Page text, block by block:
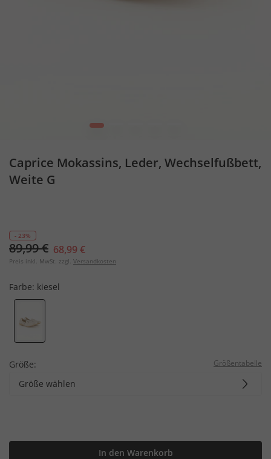
1
Caprice Mokassins, Leder, Wechselfußbett,
Weite G
- 23%
89,99 € 68,99 €
Preis inkl. MwSt. zzgl. Versandkosten
Farbe: kiesel
Größe: Größentabelle
Größe wählen
In den Warenkorb